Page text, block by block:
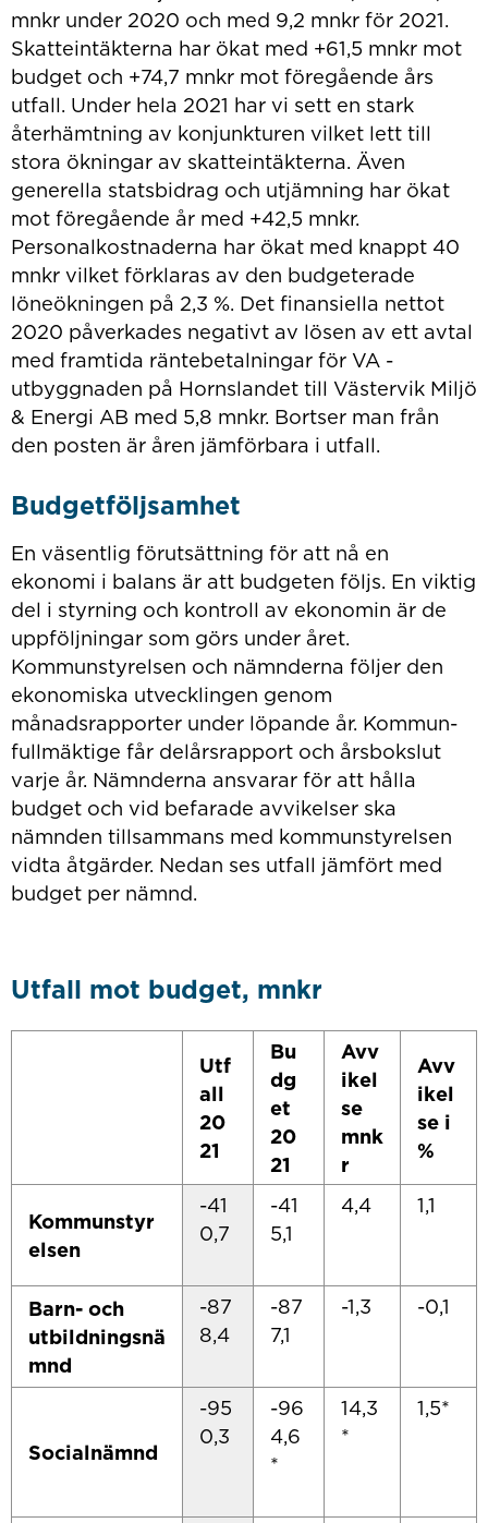
mnkr under 2020 och med 9,2 mnkr för 2021.
Skatteintäkterna har ökat med +61,5 mnkr mot
budget och +74,7 mnkr mot föregående års
utfall. Under hela 2021 har vi sett en stark
återhämtning av konjunkturen vilket lett till
stora ökningar av skatteintäkterna. Även
generella statsbidrag och utjämning har ökat
mot föregående år med +42,5 mnkr.
Personalkostnaderna har ökat med knappt 40
mnkr vilket förklaras av den budgeterade
löneökningen på 2,3 %. Det finansiella nettot
2020 påverkades negativt av lösen av ett avtal
med framtida räntebetalningar för VA -
utbyggnaden på Hornslandet till Västervik Miljö
& Energi AB med 5,8 mnkr. Bortser man från
den posten är åren jämförbara i utfall.
Budgetföljsamhet
En väsentlig förutsättning för att nå en
ekonomi i balans är att budgeten följs. En viktig
del i styrning och kontroll av ekonomin är de
uppföljningar som görs under året.
Kommunstyrelsen och nämn­derna följer den
ekonomiska utvecklingen genom
månadsrapporter under löpande år. Kommun­
fullmäktige får delårsrapport och årsbokslut
varje år. Nämnderna ansvarar för att hålla
budget och vid befarade avvikelser ska
nämnden tillsammans med kommunstyrelsen
vidta åtgärder. Nedan ses utfall jämfört med
budget per nämnd.
Utfall mot budget, mnkr
Utf
all
20
21
Bu
dg
et
20
21
Avv
ikel
se
mnk
r
Avv
ikel
se i
%
Kommunstyr
elsen
-41
0,7
-41
5,1
4,4 1,1
Barn- och
utbildningsnä
mnd
-87
8,4
-87
7,1
-1,3 -0,1
Socialnämnd
-95
0,3
-96
4,6
*
14,3
*
1,5*